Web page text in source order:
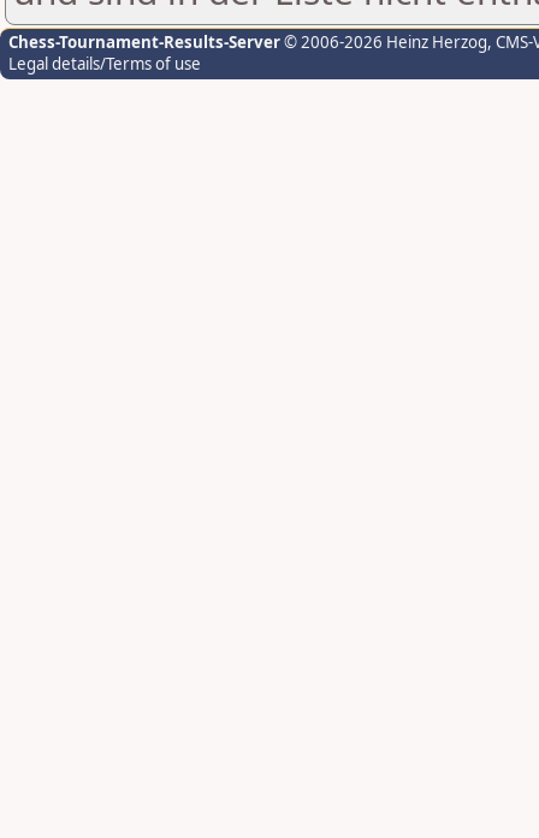
Chess-Tournament-Results-Server© 2006-2026 Heinz Herzog,
Legal details/Terms of use